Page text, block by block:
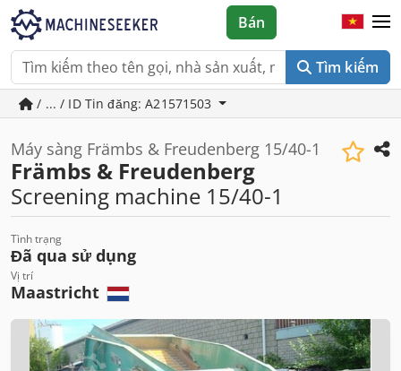
Tìm kiếm
Bán
/ ... / ID Tin đăng: A21571503
Máy sàng Främbs & Freudenberg 15/40-1
Främbs & Freudenberg
Screening machine 15/40-1
Tình trạng
Đã qua sử dụng
Vị trí
Maastricht